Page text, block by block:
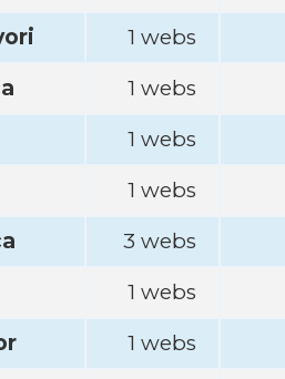
1 webs
1 webs
1 webs
1 webs
3 webs
1 webs
1 webs